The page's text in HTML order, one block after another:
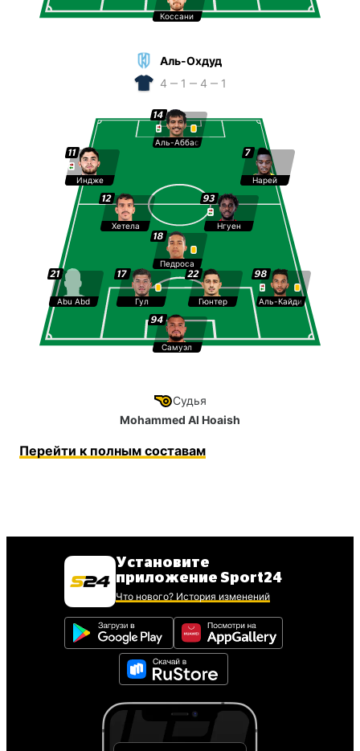
Коссани
Аль-Охдуд
4 ‒ 1 ‒ 4 ‒ 1
7
Нарей
94
Самуэл
18
Педроса
22
Гюнтер
17
Гул
93
Нгуен
11
Индже
14
Аль-Аббас
98
Аль-Кайди
12
Хетела
21
Abu Abd
Судья
Mohammed Al Hoaish
Перейти к полным составам
Установите
приложение Sport24
Что нового? История изменений